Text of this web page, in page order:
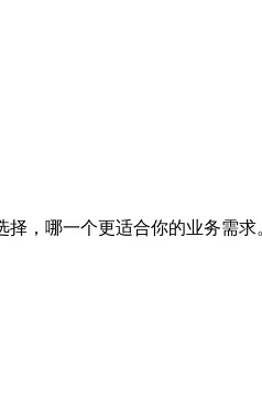
，哪一个更适合你的业务需求